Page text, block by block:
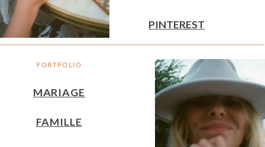
PORTFOLIO
MARIAGE
FAMILLE
PINTEREST